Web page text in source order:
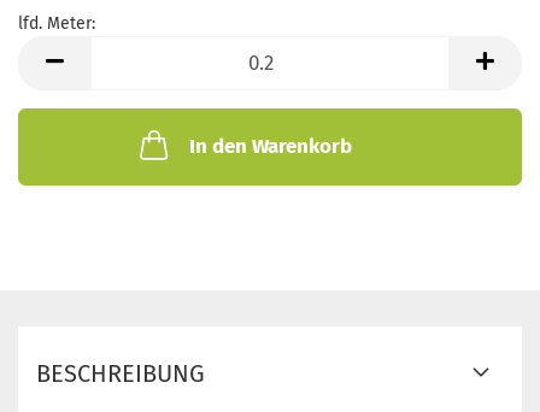
lfd. Meter:
Meter
In den Warenkorb
BESCHREIBUNG